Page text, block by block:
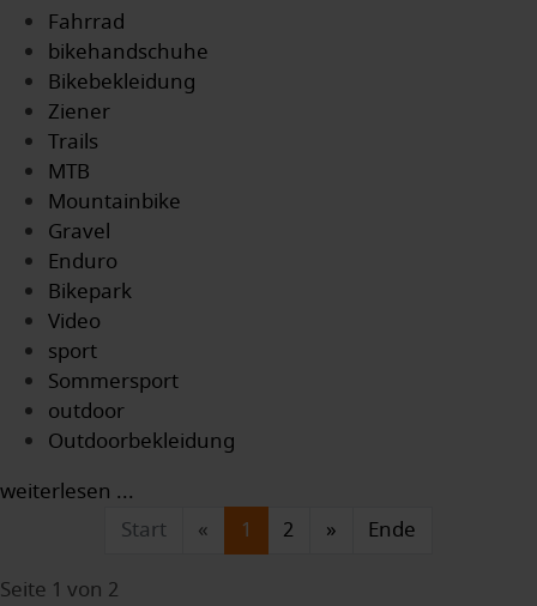
Fahrrad
bikehandschuhe
Bikebekleidung
Ziener
Trails
MTB
Mountainbike
Gravel
Enduro
Bikepark
Video
sport
Sommersport
outdoor
Outdoorbekleidung
weiterlesen ...
Start
« 1 2 »
Ende
Seite 1 von 2